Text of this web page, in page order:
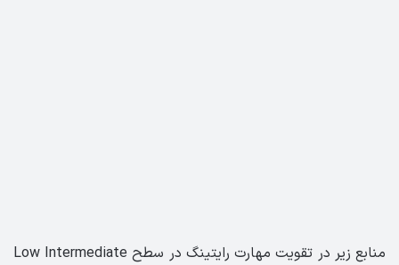
منابع زیر در تقویت مهارت رایتینگ در سطح Low Intermediate